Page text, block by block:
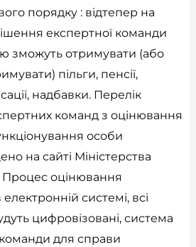
порядку : відтепер на
експертної команди
зможуть отримувати (або
пільги, пенсії,
надбавки. Перелік
команд з оцінювання
особи
на сайті Міністерства
Процес оцінювання
системі, всі
цифровізовані, система
для справи